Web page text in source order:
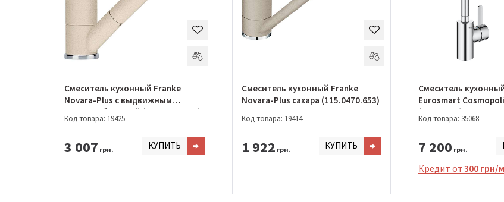
Смеситель кухонный Franke
Novara-Plus с выдвижным
изливом бежевый (115.0470.665)
Код товара: 19425
3 007 грн. КУПИТЬ
Смеситель кухонный Franke
Novara-Plus сахара (115.0470.653)
Код товара: 19414
1 922 грн. КУПИТЬ
Смеситель
Eurosmart
(32843002)
Код товара: 35068
7 200 грн.
Кредит от300 грн/